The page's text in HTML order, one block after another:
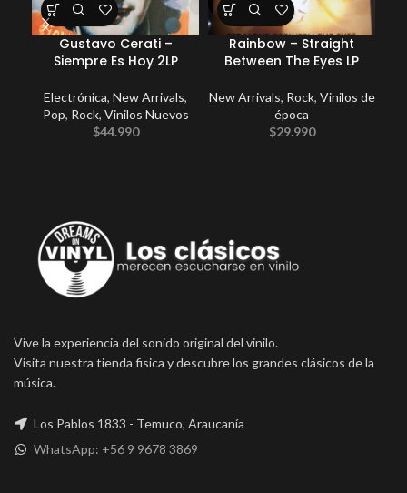
Gustavo Cerati –
Siempre Es Hoy 2LP
Electrónica, New Arrivals,
Pop, Rock, Vinilos Nuevos
$44.990
Rainbow – Straight
Between The Eyes LP
New Arrivals, Rock, Vinilos de
época
$29.990
Vive la experiencia del sonido original del vinilo.
Visita nuestra tienda fisica y descubre los grandes clásicos de la
música.
Los Pablos 1833 - Temuco, Araucanía
WhatsApp: +56 9 9678 3869